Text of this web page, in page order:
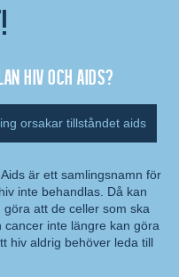
hiv och aids?
orsakar tillståndet aids
är ett samlingsnamn för
inte behandlas. Då kan
att de celler som ska
inte längre kan göra
hiv aldrig behöver leda till